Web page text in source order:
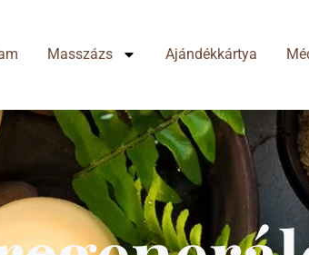
Masszázs Ajándékkártya